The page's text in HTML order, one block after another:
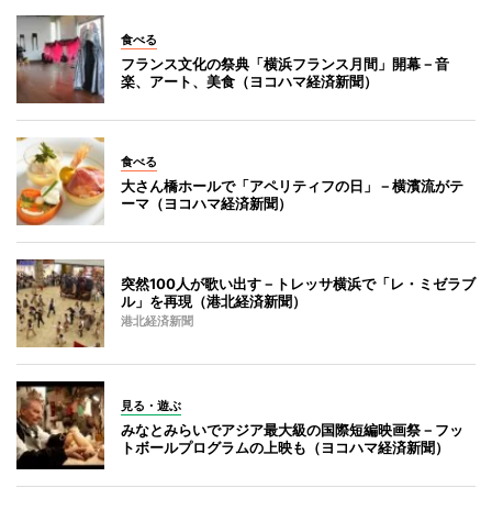
食べる
フランス文化の祭典「横浜フランス月間」開幕－音
楽、アート、美食（ヨコハマ経済新聞）
食べる
大さん橋ホールで「アペリティフの日」－横濱流がテ
ーマ（ヨコハマ経済新聞）
突然100人が歌い出す－トレッサ横浜で「レ・ミゼラブ
ル」を再現（港北経済新聞）
港北経済新聞
見る・遊ぶ
みなとみらいでアジア最大級の国際短編映画祭－フッ
トボールプログラムの上映も（ヨコハマ経済新聞）